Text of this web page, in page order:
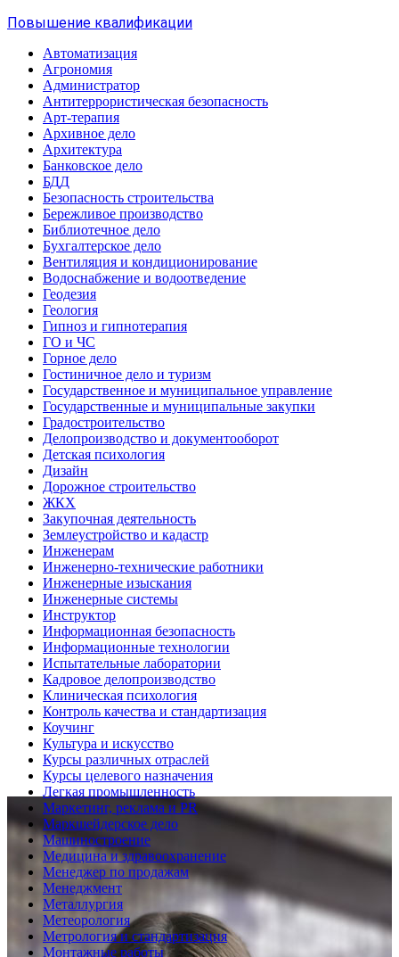
Повышение квалификации
Автоматизация
Агрономия
Администратор
Антитеррористическая безопасность
Арт-терапия
Архивное дело
Архитектура
Банковское дело
БДД
Безопасность строительства
Бережливое производство
Библиотечное дело
Бухгалтерское дело
Вентиляция и кондиционирование
Водоснабжение и водоотведение
Геодезия
Геология
Гипноз и гипнотерапия
ГО и ЧС
Горное дело
Гостиничное дело и туризм
Государственное и муниципальное управление
Государственные и муниципальные закупки
Градостроительство
Делопроизводство и документооборот
Детская психология
Дизайн
Дорожное строительство
ЖКХ
Закупочная деятельность
Землеустройство и кадастр
Инженерам
Инженерно-технические работники
Инженерные изыскания
Инженерные системы
Инструктор
Информационная безопасность
Информационные технологии
Испытательные лаборатории
Кадровое делопроизводство
Клиническая психология
Контроль качества и стандартизация
Коучинг
Культура и искусство
Курсы различных отраслей
Курсы целевого назначения
Легкая промышленность
Маркетинг, реклама и PR
Маркшейдерское дело
Машиностроение
Медицина и здравоохранение
Менеджер по продажам
Менеджмент
Металлургия
Метеорология
Метрология и стандартизация
Монтажные работы